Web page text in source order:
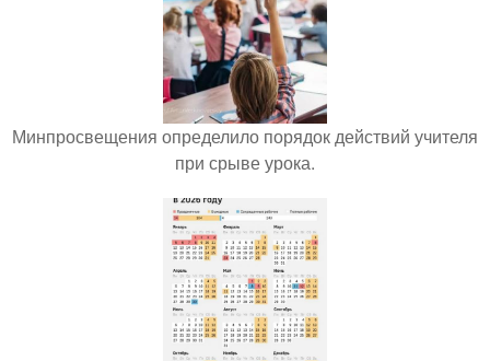
Минпросвещения определило порядок действий учителя
при срыве урока.